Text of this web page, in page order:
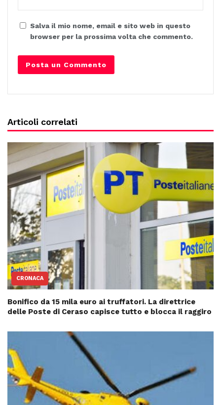
Salva il mio nome, email e sito web in questo
browser per la prossima volta che commento.
Articoli correlati
CRONACA
Bonifico da 15 mila euro ai truffatori. La direttrice
delle Poste di Ceraso capisce tutto e blocca il raggiro